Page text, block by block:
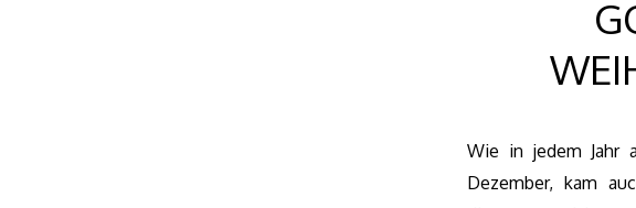
Wie in jedem Jahr
Dezember, kam